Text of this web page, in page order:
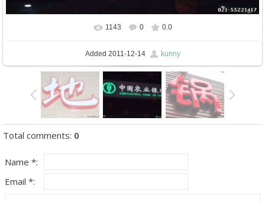
In real size 568x386 / 35.4Kb
1143 0 0.0
Added 2011-12-14 kunny
Total comments: 0
Name *:
Email *: